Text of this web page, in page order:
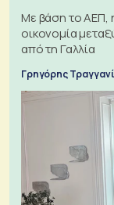
Με βάση το ΑΕΠ,
οικονομία
από τη Γαλλία
Γρηγόρης